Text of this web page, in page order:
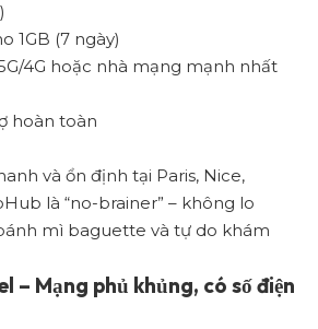
1GB (7 ngày)
4G hoặc nhà mạng mạnh nhất
hoàn toàn
và ổn định tại Paris, Nice,
là “no-brainer” – không lo
mì baguette và tự do khám
– Mạng phủ khủng, có số điện